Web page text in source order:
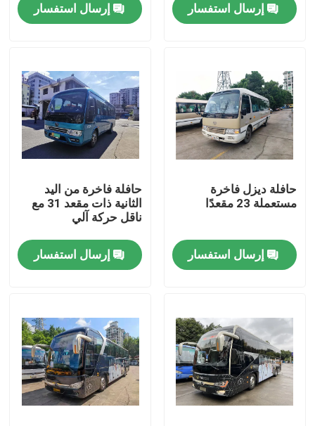
المنزل
فيديوهات
عرض الواقع الافتراضي
معلومات عنا
جولة في المعمل
أخبار
حالات
إرسال استفسار
إرسال استفسار
حافلة ديزل فاخرة
مستعملة 23 مقعدًا
إرسال استفسار
حافلة فاخرة من اليد
الثانية ذات مقعد 31 مع
ناقل حركة آلي
إرسال استفسار